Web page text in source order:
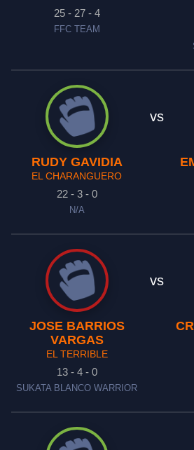
25 - 27 - 4
FFC TEAM
RUDY GAVIDIA
EL CHARANGUERO
22 - 3 - 0
N/A
vs
JOSE BARRIOS
VARGAS
EL TERRIBLE
13 - 4 - 0
SUKATA BLANCO WARRIOR
vs